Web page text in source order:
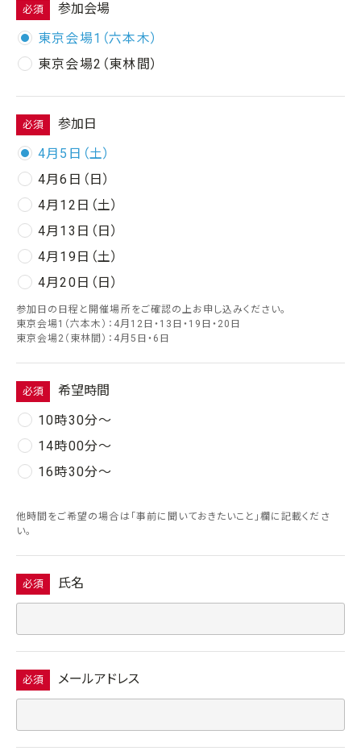
必須
参加会場
東京会場1（六本木）
東京会場2（東林間）
必須
参加日
4月5日（土）
4月6日（日）
4月12日（土）
4月13日（日）
4月19日（土）
4月20日（日）
参加日の日程と開催場所をご確認の上お申し込みください。
東京会場1（六本木）：4月12日・13日・19日・20日
東京会場2（東林間）：4月5日・6日
必須
希望時間
10時30分〜
14時00分〜
16時30分〜
他時間をご希望の場合は「事前に聞いておきたいこと」欄に記載くださ
い。
必須 氏名
必須 メールアドレス